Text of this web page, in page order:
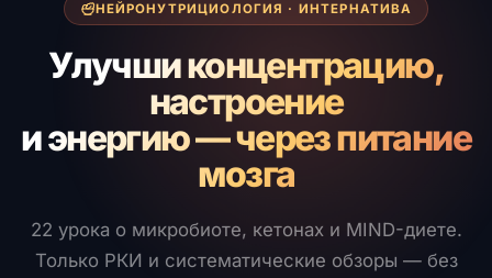
НЕЙРОНУТРИЦИОЛОГИЯ · ИНТЕРНАТИВА
Улучши концентрацию,
настроение
и энергию — через питание
мозга
22 урока о микробиоте, кетонах и MIND-диете.
Только РКИ и систематические обзоры — без